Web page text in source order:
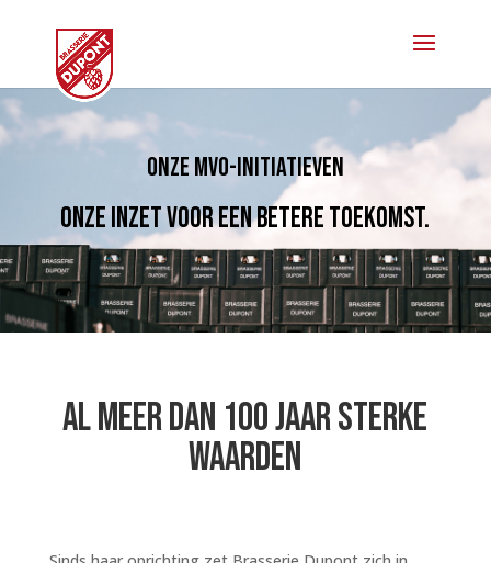
Onze MVO-initiatieven
onze inzet voor een betere toekomst.
Al meer dan 100 jaar sterke
waarden